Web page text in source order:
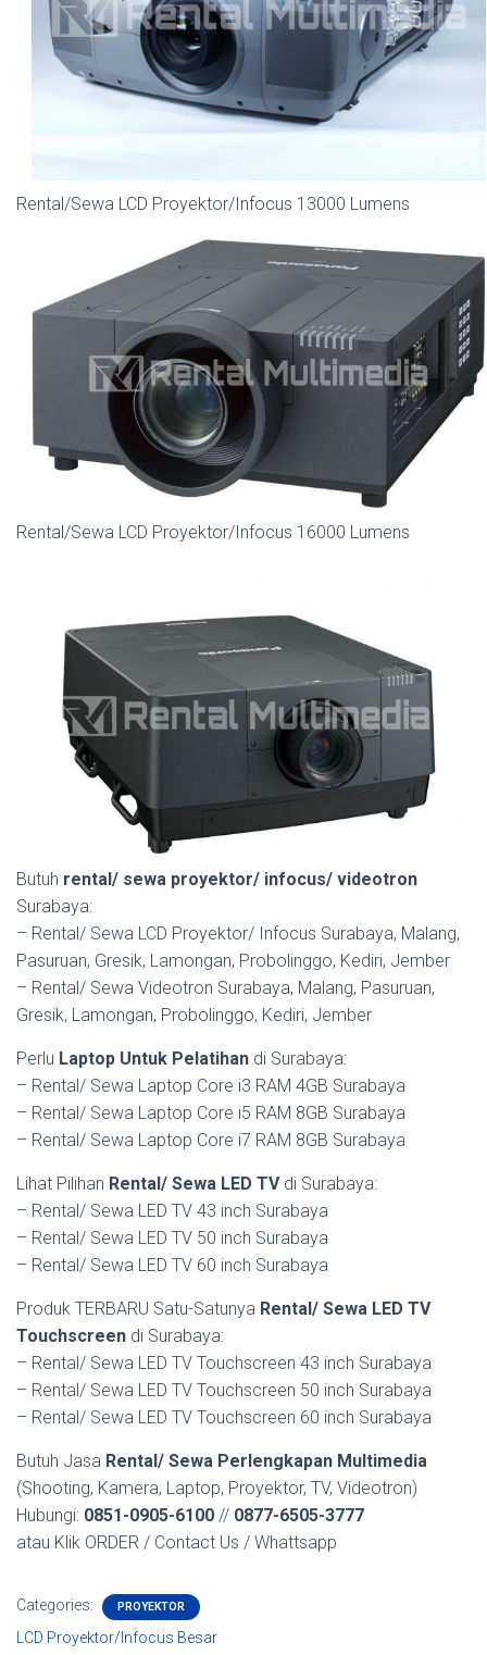
Rental/Sewa LCD Proyektor/Infocus 13000 Lumens
Rental/Sewa LCD Proyektor/Infocus 16000 Lumens
Butuh rental/ sewa proyektor/ infocus/ videotron
Surabaya:
– Rental/ Sewa LCD Proyektor/ Infocus Surabaya, Malang,
Pasuruan, Gresik, Lamongan, Probolinggo, Kediri, Jember
– Rental/ Sewa Videotron Surabaya, Malang, Pasuruan,
Gresik, Lamongan, Probolinggo, Kediri, Jember
Perlu Laptop Untuk Pelatihan di Surabaya:
– Rental/ Sewa Laptop Core i3 RAM 4GB Surabaya
– Rental/ Sewa Laptop Core i5 RAM 8GB Surabaya
– Rental/ Sewa Laptop Core i7 RAM 8GB Surabaya
Lihat Pilihan Rental/ Sewa LED TV di Surabaya:
– Rental/ Sewa LED TV 43 inch Surabaya
– Rental/ Sewa LED TV 50 inch Surabaya
– Rental/ Sewa LED TV 60 inch Surabaya
Produk TERBARU Satu-Satunya Rental/ Sewa LED TV
Touchscreen di Surabaya:
– Rental/ Sewa LED TV Touchscreen 43 inch Surabaya
– Rental/ Sewa LED TV Touchscreen 50 inch Surabaya
– Rental/ Sewa LED TV Touchscreen 60 inch Surabaya
Butuh Jasa Rental/ Sewa Perlengkapan Multimedia
(Shooting, Kamera, Laptop, Proyektor, TV, Videotron)
Hubungi: 0851-0905-6100 // 0877-6505-3777
atau Klik ORDER / Contact Us / Whattsapp
Categories: PROYEKTOR
LCD Proyektor/Infocus Besar